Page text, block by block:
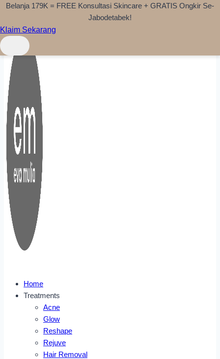
Skip to content
Home
Treatments
Acne
Glow
Reshape
Rejuve
Hair Removal
Belanja 179K = FREE Konsultasi Skincare + GRATIS Ongkir Se-
Jabodetabek!
Klaim Sekarang